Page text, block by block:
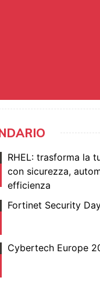
RHEL: trasforma la
con sicurezza,
efficienza
Fortinet Security
Cybertech Europe